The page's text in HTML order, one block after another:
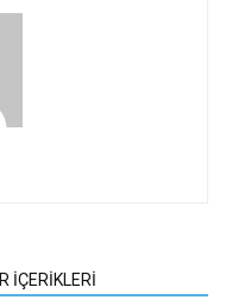
İÇERİKLERİ